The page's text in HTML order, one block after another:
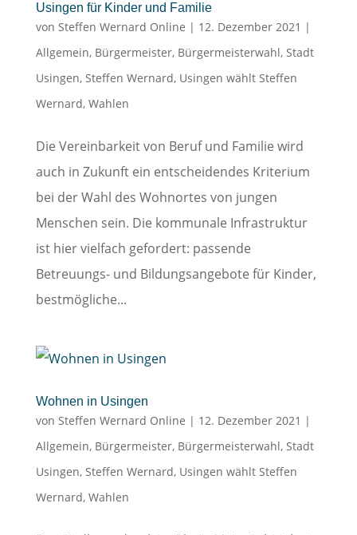
Usingen für Kinder und Familie
von Steffen Wernard Online | 12. Dezember 2021 |
Allgemein, Bürgermeister, Bürgermeisterwahl, Stadt
Usingen, Steffen Wernard, Usingen wählt Steffen
Wernard, Wahlen
Die Vereinbarkeit von Beruf und Familie wird
auch in Zukunft ein entscheidendes Kriterium
bei der Wahl des Wohnortes von jungen
Menschen sein. Die kommunale Infrastruktur
ist hier vielfach gefordert: passende
Betreuungs- und Bildungsangebote für Kinder,
bestmögliche...
Wohnen in Usingen
von Steffen Wernard Online | 12. Dezember 2021 |
Allgemein, Bürgermeister, Bürgermeisterwahl, Stadt
Usingen, Steffen Wernard, Usingen wählt Steffen
Wernard, Wahlen